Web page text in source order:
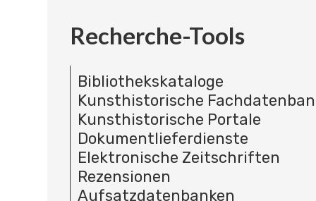
Recherche-Tools
Bibliothekskataloge
Kunsthistorische
Kunsthistorische Portale
Dokumentlieferdienste
Elektronische Zeitschriften
Rezensionen
Aufsatzdatenbanken